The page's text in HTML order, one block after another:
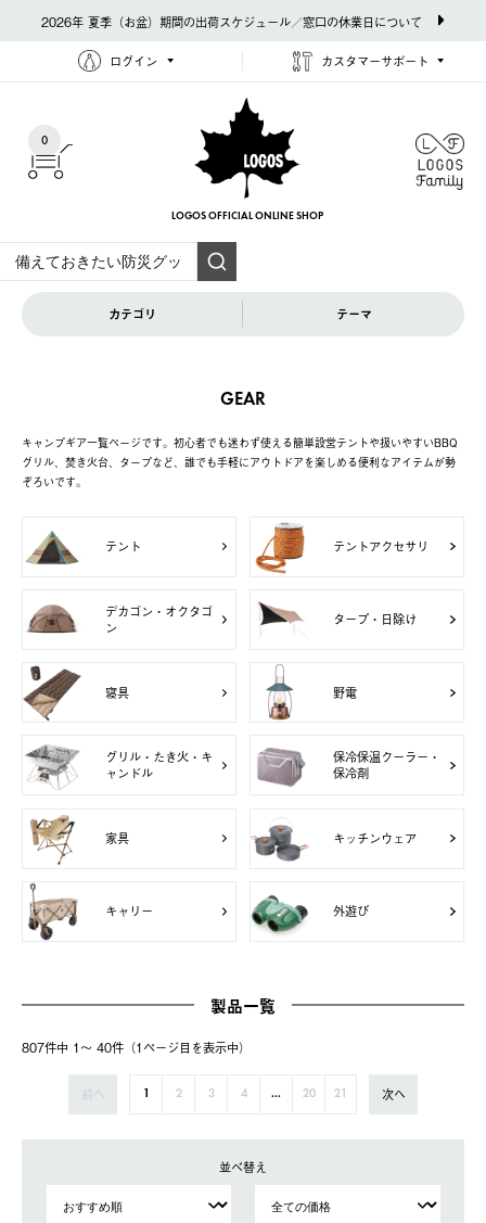
2026年 夏季（お盆）期間の出荷スケジュール／窓口の休業日について
ログイン カスタマーサポート
0
LOGOS OFFICIAL ONLINE SHOP
カテゴリ テーマ
GEAR
キャンプギア一覧ページです。初心者でも迷わず使える簡単設営テントや扱いやすいBBQ
グリル、焚き火台、タープなど、誰でも手軽にアウトドアを楽しめる便利なアイテムが勢
ぞろいです。
テント テントアクセサリ
デカゴン・オクタゴ
ン
タープ・日除け
寝具 野電
グリル・たき火・キ
ャンドル
保冷保温クーラー・
保冷剤
家具 キッチンウェア
キャリー 外遊び
製品一覧
807件中 1〜 40件（1ページ⽬を表⽰中）
前へ 1 2 3 4 ... 20 21 次へ
並べ替え